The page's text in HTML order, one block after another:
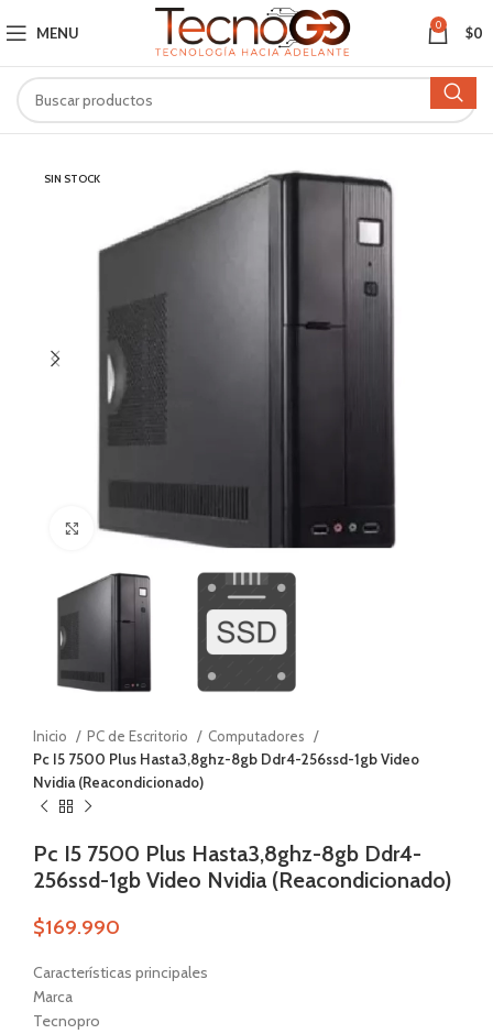
MENU 0 $0
SIN STOCK
Zoom
Inicio PC de Escritorio
Computadores
Pc I5 7500 Plus Hasta3,8ghz-8gb Ddr4-256ssd-1gb Video
Nvidia (Reacondicionado)
Pc I5 7500 Plus Hasta3,8ghz-8gb Ddr4-
256ssd-1gb Video Nvidia (Reacondicionado)
$169.990
Características principales
Marca
Tecnopro